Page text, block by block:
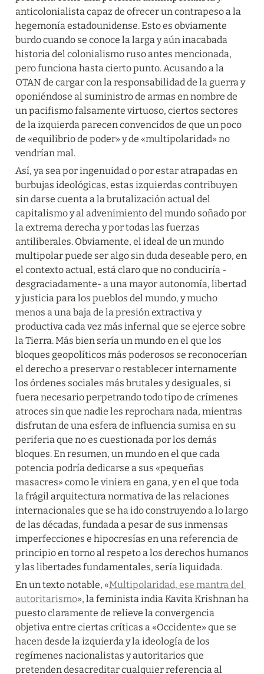
anticolonialista capaz de ofrecer un contrapeso a la
hegemonía estadounidense. Esto es obviamente
burdo cuando se conoce la larga y aún inacabada
historia del colonialismo ruso antes mencionada,
pero funciona hasta cierto punto. Acusando a la
OTAN de cargar con la responsabilidad de la guerra y
oponiéndose al suministro de armas en nombre de
un pacifismo falsamente virtuoso, ciertos sectores
de la izquierda parecen convencidos de que un poco
de «equilibrio de poder» y de «multipolaridad» no
vendrían mal.
Así, ya sea por ingenuidad o por estar atrapadas en
burbujas ideológicas, estas izquierdas contribuyen
sin darse cuenta a la brutalización actual del
capitalismo y al advenimiento del mundo soñado por
la extrema derecha y por todas las fuerzas
antiliberales. Obviamente, el ideal de un mundo
multipolar puede ser algo sin duda deseable pero, en
el contexto actual, está claro que no conduciría -
desgraciadamente- a una mayor autonomía, libertad
y justicia para los pueblos del mundo, y mucho
menos a una baja de la presión extractiva y
productiva cada vez más infernal que se ejerce sobre
la Tierra. Más bien sería un mundo en el que los
bloques geopolíticos más poderosos se reconocerían
el derecho a preservar o restablecer internamente
los órdenes sociales más brutales y desiguales, si
fuera necesario perpetrando todo tipo de crímenes
atroces sin que nadie les reprochara nada, mientras
disfrutan de una esfera de influencia sumisa en su
periferia que no es cuestionada por los demás
bloques. En resumen, un mundo en el que cada
potencia podría dedicarse a sus «pequeñas
masacres» como le viniera en gana, y en el que toda
la frágil arquitectura normativa de las relaciones
internacionales que se ha ido construyendo a lo largo
de las décadas, fundada a pesar de sus inmensas
imperfecciones e hipocresías en una referencia de
principio en torno al respeto a los derechos humanos
y las libertades fundamentales, sería liquidada.
En un texto notable, «Multipolaridad, ese mantra del
autoritarismo», la feminista india Kavita Krishnan ha
puesto claramente de relieve la convergencia
objetiva entre ciertas críticas a «Occidente» que se
hacen desde la izquierda y la ideología de los
regímenes nacionalistas y autoritarios que
pretenden desacreditar cualquier referencia al